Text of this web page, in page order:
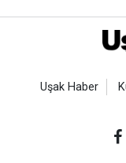
Uşak Haber